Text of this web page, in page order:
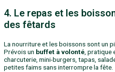
4. Le repas et les
des fêtards
La nourriture et les boissons sont un
Prévois un buffet à volonté, pratique
charcuterie, mini-burgers, tapas,
petites faims sans interrompre la fête.